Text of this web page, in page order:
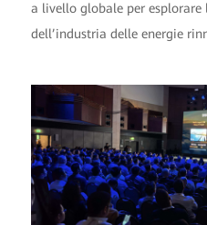
a livello globale per
dell’industria delle energie